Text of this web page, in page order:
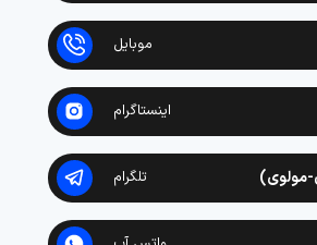
موبایل
اینستاگرام
مولوی) تلگرام